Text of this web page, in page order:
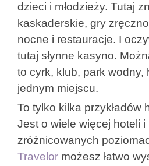
dzieci i młodzieży. Tutaj
kaskaderskie, gry
nocne i restauracje. I
tutaj słynne kasyno.
to cyrk, klub, park wodny,
jednym miejscu.
To tylko kilka przykładów
Jest o wiele więcej hoteli i
zróżnicowanych
Travelor możesz łatwo